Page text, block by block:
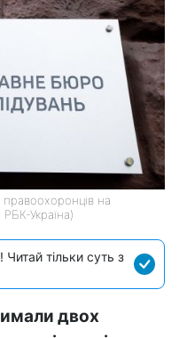
на
Україна)
тільки суть з
двох